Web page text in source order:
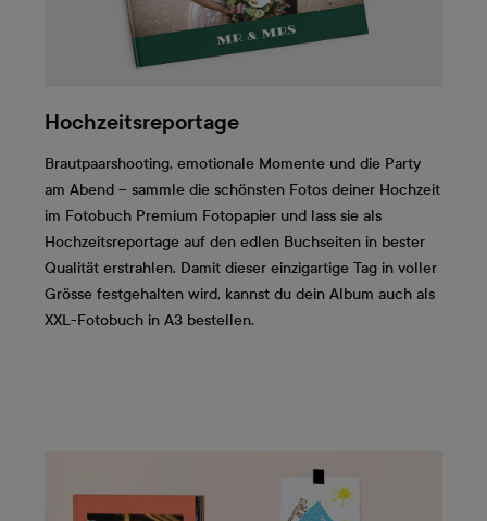
Hochzeitsreportage
Brautpaarshooting, emotionale Momente und die Party
am Abend – sammle die schönsten Fotos deiner Hochzeit
im Fotobuch Premium Fotopapier und lass sie als
Hochzeitsreportage auf den edlen Buchseiten in bester
Qualität erstrahlen. Damit dieser einzigartige Tag in voller
Grösse festgehalten wird, kannst du dein Album auch als
XXL-Fotobuch in A3 bestellen.